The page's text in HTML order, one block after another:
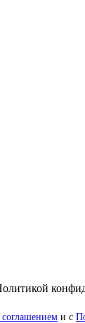
соглашением и с